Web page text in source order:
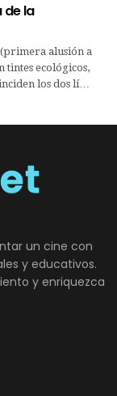
de la
alusión a
tintes ecológicos,
los dos lí…
un cine con
y educativos.
y enriquezca